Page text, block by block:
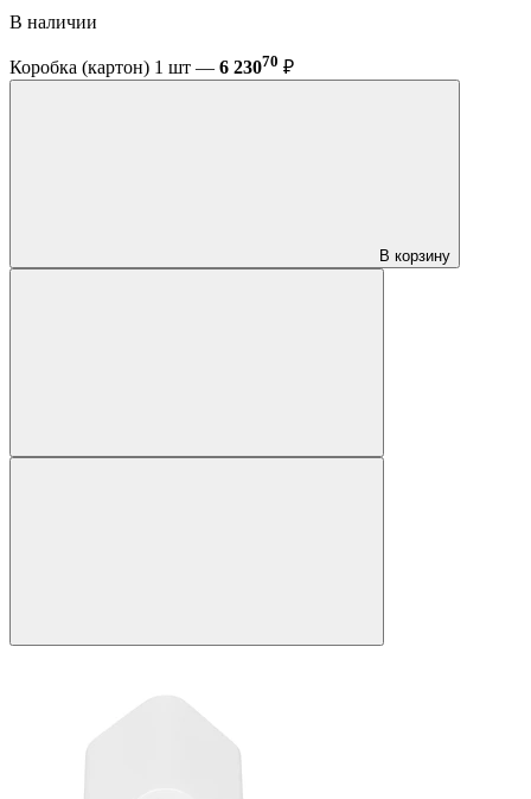
В наличии
Коробка (картон) 1 шт — 6 23070 ₽
В корзину